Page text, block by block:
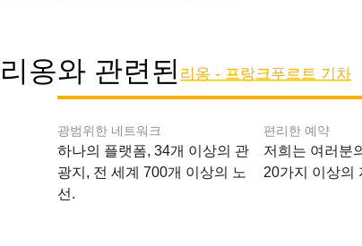
리옹와 관련된 리옹 - 프랑크푸르트 기차
광범위한 네트워크
하나의 플랫폼, 34개 이상의 관
광지, 전 세계 700개 이상의 노
선.
편리한 예약
저희는 여러분
20가지 이상의